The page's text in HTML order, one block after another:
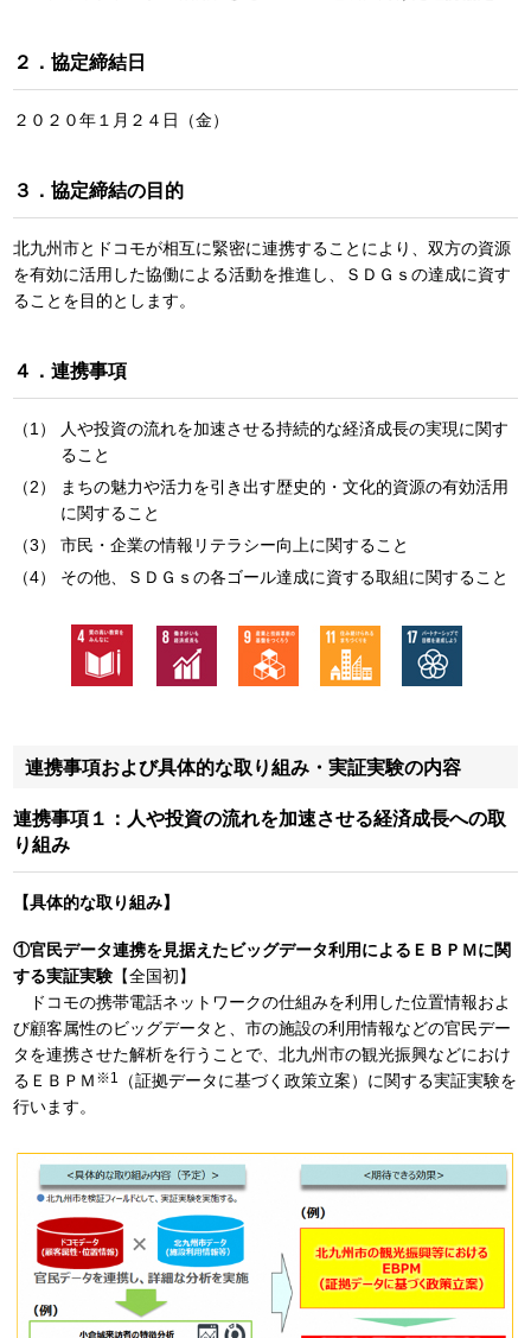
２．協定締結日
２０２０年１月２４日（金）
３．協定締結の目的
北九州市とドコモが相互に緊密に連携することにより、双方の資源
を有効に活用した協働による活動を推進し、ＳＤＧｓの達成に資す
ることを目的とします。
４．連携事項
人や投資の流れを加速させる持続的な経済成長の実現に関す
ること
まちの魅力や活力を引き出す歴史的・文化的資源の有効活用
に関すること
市民・企業の情報リテラシー向上に関すること
その他、ＳＤＧｓの各ゴール達成に資する取組に関すること
連携事項および具体的な取り組み・実証実験の内容
連携事項１：人や投資の流れを加速させる経済成長への取
り組み
【具体的な取り組み】
①官民データ連携を見据えたビッグデータ利用によるＥＢＰＭに関
する実証実験 【全国初】
ドコモの携帯電話ネットワークの仕組みを利用した位置情報およ
び顧客属性のビッグデータと、市の施設の利用情報などの官民デー
タを連携させた解析を行うことで、北九州市の観光振興などにおけ
るＥＢＰＭ ※1
（証拠データに基づく政策立案）に関する実証実験を
行います。